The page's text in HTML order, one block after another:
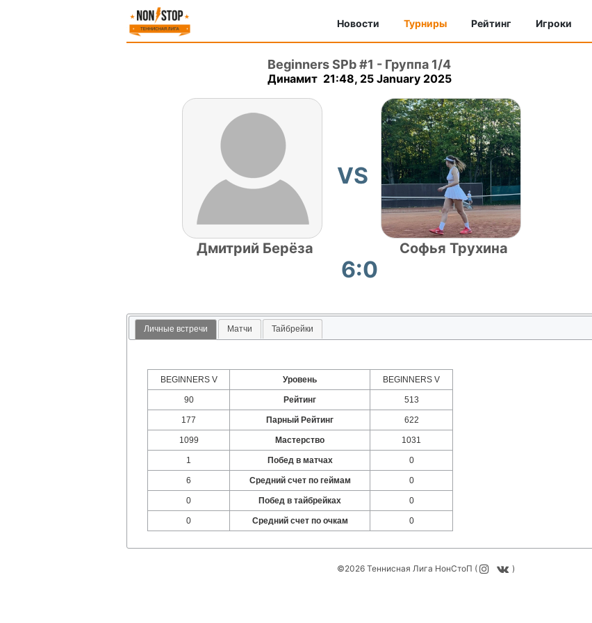
Новости Турниры Рейтинг Игроки
Beginners SPb #1 - Группа 1/4
Динамит 21:48, 25 January 2025
Дмитрий Берёза
VS
Софья Трухина
6:0
Личные встречи Матчи Тайбрейки
BEGINNERS V Уровень BEGINNERS V
90 Рейтинг 513
177 Парный Рейтинг 622
1099 Мастерство 1031
1 Побед в матчах 0
6 Средний счет по геймам 0
0 Побед в тайбрейках 0
0 Средний счет по очкам 0
©2026 Теннисная Лига НонСтоП ( )